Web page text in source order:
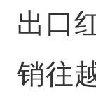
出口
销往